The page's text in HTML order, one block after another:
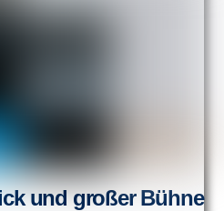
und großer Bühne